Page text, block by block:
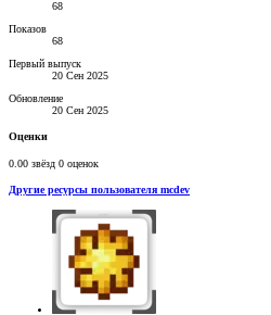
68
Показов
68
Первый выпуск
20 Сен 2025
Обновление
20 Сен 2025
Оценки
0.00 звёзд 0 оценок
Другие ресурсы пользователя mcdev